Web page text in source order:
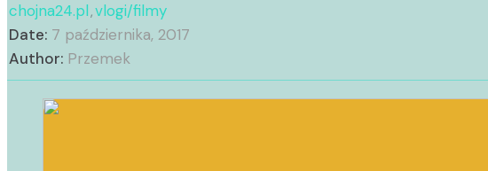
chojna24.pl,vlogi/filmy
Date: 7 października, 2017
Author: Przemek